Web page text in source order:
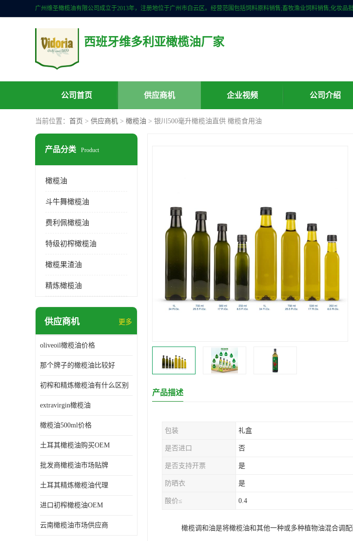
西班牙维多利亚橄榄油厂家
公司首页 供应商机 企业视频 公司介绍
当前位置： 首页 > 供应商机 > 橄榄油 > 银川500毫升橄榄油直供 橄榄食用油
产品分类 Product
橄榄油
斗牛舞橄榄油
费利佩橄榄油
特级初榨橄榄油
橄榄果渣油
精炼橄榄油
供应商机 更多
oliveoil橄榄油价格
那个牌子的橄榄油比较好
初榨和精炼橄榄油有什么区别
extravirgin橄榄油
橄榄油500ml价格
土耳其橄榄油购买OEM
批发商橄榄油市场贴牌
土耳其精炼橄榄油代理
进口初榨橄榄油OEM
云南橄榄油市场供应商
产品描述
包装 礼盒
是否进口 否
是否支持开票 是
防晒衣 是
酸价≤ 0.4
橄榄调和油是将橄榄油和其他一种或多种植物油混合调